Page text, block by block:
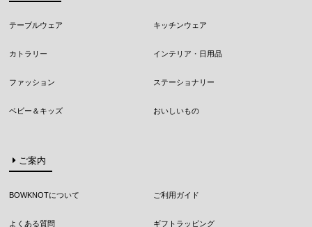
テーブルウェア キッチンウェア
カトラリー インテリア・日用品
ファッション ステーショナリー
ベビー＆キッズ おいしいもの
ご案内
BOWKNOTについて ご利用ガイド
よくある質問 ギフトラッピング